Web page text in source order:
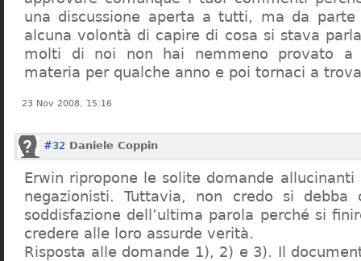
una discussione aperta a tutti, ma da parte
alcuna volontà di capire di cosa si stava
molti di noi non hai nemmeno provato a
materia per qualche anno e poi tornaci a
23 Nov 2008, 15:16
#32 Daniele Coppin
Erwin ripropone le solite domande
negazionisti. Tuttavia, non credo si debba
soddisfazione dell’ultima parola perché si
credere alle loro assurde verità.
Risposta alle domande 1), 2) e 3). Il